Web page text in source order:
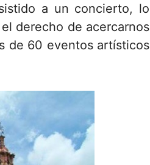
a un concierto, lo
derecho de acercarnos
de 60 eventos artísticos